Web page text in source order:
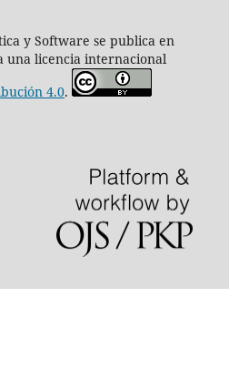
y Software se publica en
una licencia internacional
4.0.